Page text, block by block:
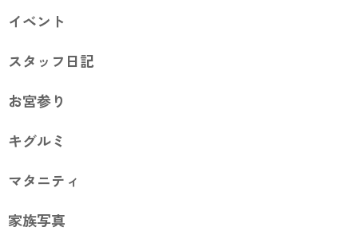
イベント
スタッフ日記
お宮参り
キグルミ
マタニティ
家族写真